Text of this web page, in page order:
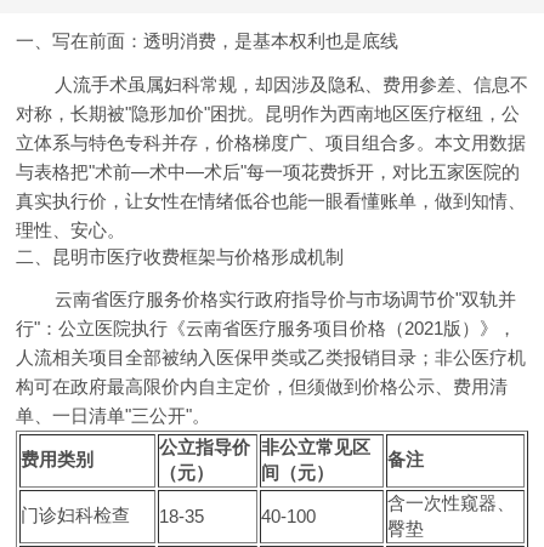
一、写在前面：透明消费，是基本权利也是底线
人流手术虽属妇科常规，却因涉及隐私、费用参差、信息不
对称，长期被"隐形加价"困扰。昆明作为西南地区医疗枢纽，公
立体系与特色专科并存，价格梯度广、项目组合多。本文用数据
与表格把"术前—术中—术后"每一项花费拆开，对比五家医院的
真实执行价，让女性在情绪低谷也能一眼看懂账单，做到知情、
理性、安心。
二、昆明市医疗收费框架与价格形成机制
云南省医疗服务价格实行政府指导价与市场调节价"双轨并
行"：公立医院执行《云南省医疗服务项目价格（2021版）》，
人流相关项目全部被纳入医保甲类或乙类报销目录；非公医疗机
构可在政府最高限价内自主定价，但须做到价格公示、费用清
单、一日清单"三公开"。
费用类别
公立指导价
（元）
非公立常见区
间（元）
备注
门诊妇科检查 18-35 40-100
含一次性窥器、
臀垫